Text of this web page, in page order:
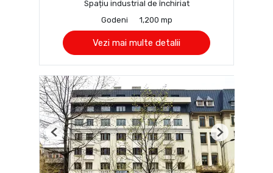
Spațiu industrial de închiriat
Godeni
1,200 mp
Vezi mai multe detalii
Previous Next